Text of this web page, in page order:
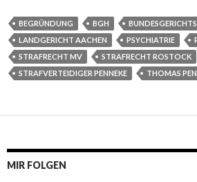
BEGRÜNDUNG BGH
LANDGERICHT AACHEN
PSYCHIATRIE
STRAFRECHT MV
STRAFRECHT ROSTOCK
STRAFVERTEIDIGER PENNEKE
THOMAS
MIR FOLGEN